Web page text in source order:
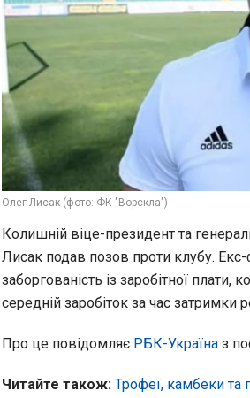
Олег Лисак (фото: ФК "Ворскла")
Колишній віце-президент та
Лисак подав позов проти клубу.
заборгованість із заробітної
середній заробіток за час затримки
Про це повідомляє РБК-Україна з
Читайте також: Трофеї, камбеки та